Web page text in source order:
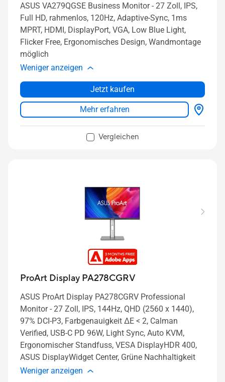
ASUS VA279QGSE Business Monitor - 27 Zoll, IPS,
Full HD, rahmenlos, 120Hz, Adaptive-Sync, 1ms
MPRT, HDMI, DisplayPort, VGA, Low Blue Light,
Flicker Free, Ergonomisches Design, Wandmontage
möglich
Weniger anzeigen
Jetzt kaufen
Mehr erfahren
Vergleichen
ProArt Display PA278CGRV
ASUS ProArt Display PA278CGRV Professional
Monitor - 27 Zoll, IPS, 144Hz, QHD (2560 x 1440),
97% DCI-P3, Farbgenauigkeit ΔE < 2, Calman
Verified, USB-C PD 96W, Light Sync, Auto KVM,
Ergonomischer Standfuss, VESA DisplayHDR 400,
ASUS DisplayWidget Center, Grüne Nachhaltigkeit
Weniger anzeigen